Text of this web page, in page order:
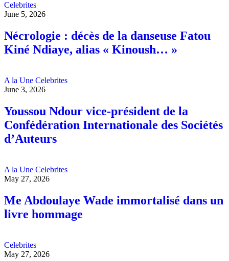
Celebrites
June 5, 2026
Nécrologie : décès de la danseuse Fatou
Kiné Ndiaye, alias « Kinoush… »
A la Une Celebrites
June 3, 2026
Youssou Ndour vice-président de la
Confédération Internationale des Sociétés
d’Auteurs
A la Une Celebrites
May 27, 2026
Me Abdoulaye Wade immortalisé dans un
livre hommage
Celebrites
May 27, 2026